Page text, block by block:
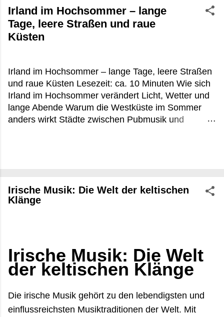
Irland im Hochsommer – lange
Tage, leere Straßen und raue
Küsten
Irland im Hochsommer – lange Tage, leere Straßen
und raue Küsten Lesezeit: ca. 10 Minuten Wie sich
Irland im Hochsommer verändert Licht, Wetter und
lange Abende Warum die Westküste im Sommer
anders wirkt Städte zwischen Pubmusik und
Straße, aus einem offenen Küchenfenster roch es
nach Torffeuer und gebratenem Fisch. In
wegen der grünen Landschaft oder der bekannten
Küstenstraßen nach Irland. Im Juli und August zeigt
das Land aber eine andere Seite: heller, lebendiger,
voller Gegensätze. Zwischen überfüllten
Aussichtspunkten und völl...
Irische Musik: Die Welt der keltischen
Klänge
Irische Musik: Die Welt
der keltischen Klänge
Die irische Musik gehört zu den lebendigsten und
einflussreichsten Musiktraditionen der Welt. Mit